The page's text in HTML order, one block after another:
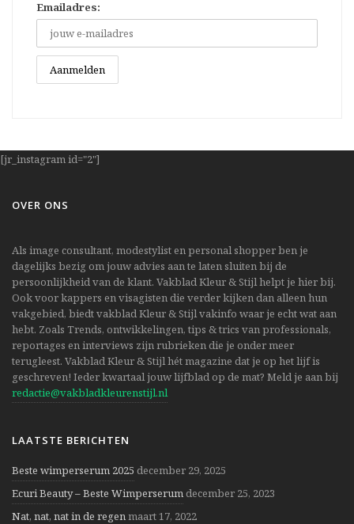
Emailadres:
[jr_instagram id="2"]
OVER ONS
Als image consultant, modestylist en personal shopper ben je
dagelijks bezig om jouw advies aan te laten sluiten bij de
persoonlijkheid van de klant. Vakblad Kleur & Stijl helpt je hier bij.
Ook voor kappers en visagisten die verder kijken dan alleen hun
vakgebied, biedt vakblad Kleur & Stijl vakinfo waar je echt wat aan
hebt. Zoals Trends, ontwikkelingen, tips & trics van professionals,
reportages en interviews zijn rubrieken die je onder meer
terugleest. Vakblad Kleur & Stijl hét magazine dat je op het lijf is
geschreven! Ieder kwartaal jouw lijfblad op de mat? Meld je aan bij
redactie@vakbladkleurenstijl.nl
LAATSTE BERICHTEN
Beste wimperserum 2025 december 29, 2025
Ecuri Beauty – Beste Wimperserum december 25, 2023
Nat, nat, nat in de regenmaart 17, 2022